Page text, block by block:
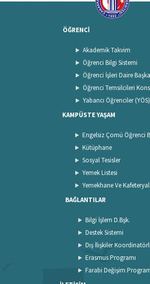
ÖĞRENCİ
Akademik Takvim
Öğrenci Bilgi Sistemi
Öğrenci İşleri Daire
Öğrenci Temsilcileri
Yabancı Öğrenciler (YÖS)
KAMPÜSTE YAŞAM
Engelsiz Çomü Öğrenci
Kütüphane
Sosyal Tesisler
Yemek Listesi
Yemekhane Ve
BAĞLANTILAR
Bilgi İşlem D.Bşk.
Destek Sistemi
Dış İlişkiler
Erasmus Programı
Farabi Değişim